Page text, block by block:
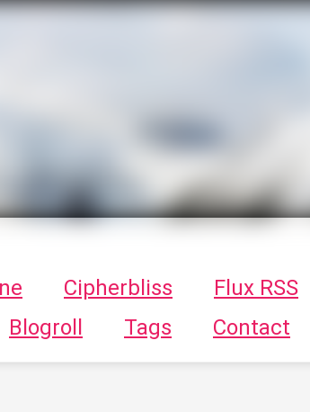
ykayn Blog
trucs en tout genre par Tykayn
Cipherbliss
Flux RSS
Blogroll Tags Contact